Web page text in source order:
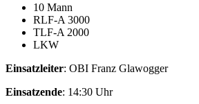
10 Mann
RLF-A 3000
TLF-A 2000
LKW
Einsatzleiter: OBI Franz Glawogger
Einsatzende: 14:30 Uhr